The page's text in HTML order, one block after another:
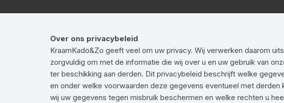
Algemene voorwaarden
Over ons privacybeleid
KraamKado&Zo geeft veel om uw privacy. Wij verwerken daarom
zorgvuldig om met de informatie die wij over u en uw gebruik van
ter beschikking aan derden. Dit privacybeleid beschrijft welke
en onder welke voorwaarden deze gegevens eventueel met
wij uw gegevens tegen misbruik beschermen en welke rechten u